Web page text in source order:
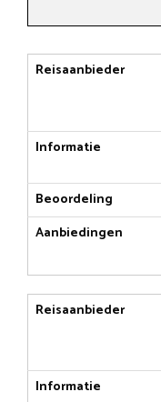
Reisaanbieder
Informatie
Beoordeling
Aanbiedingen
Reisaanbieder
Informatie